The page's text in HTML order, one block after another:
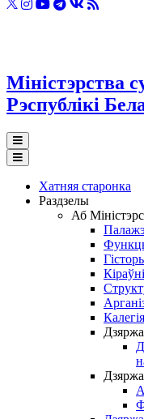
Міністэрства
Рэспублікі
Хатняя старонка
Раздзелы
Аб
Калегія